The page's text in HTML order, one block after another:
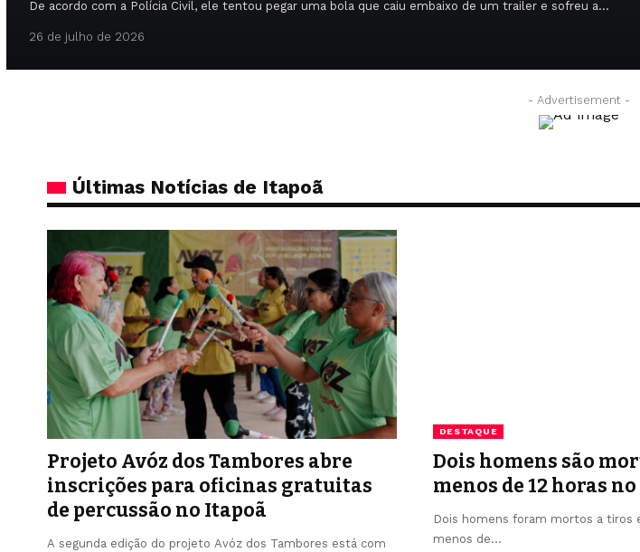
De acordo com a Polícia Civil, ele tentou pegar uma bola que caiu embaixo de um trailer e sofreu a…
26 de julho de 2026
- Advertisement -
Últimas Notícias de Itapoã
Projeto Avóz dos Tambores abre
inscrições para oficinas gratuitas
de percussão no Itapoã
A segunda edição do projeto Avóz dos Tambores está com
DESTAQUE
Dois homens são
menos de 12 horas
Dois homens foram mortos a tiros
menos de…